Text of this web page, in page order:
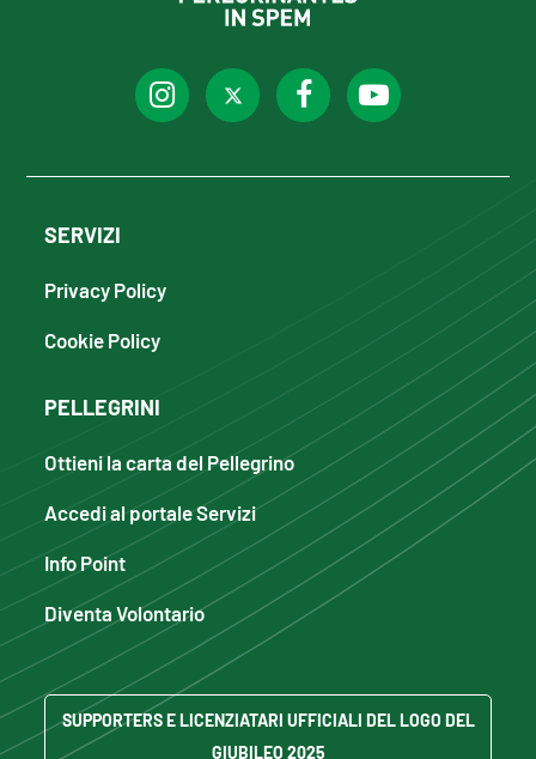
SERVIZI
Privacy Policy
Cookie Policy
PELLEGRINI
Ottieni la carta del Pellegrino
Accedi al portale Servizi
Info Point
Diventa Volontario
SUPPORTERS E LICENZIATARI UFFICIALI DEL LOGO DEL
GIUBILEO 2025